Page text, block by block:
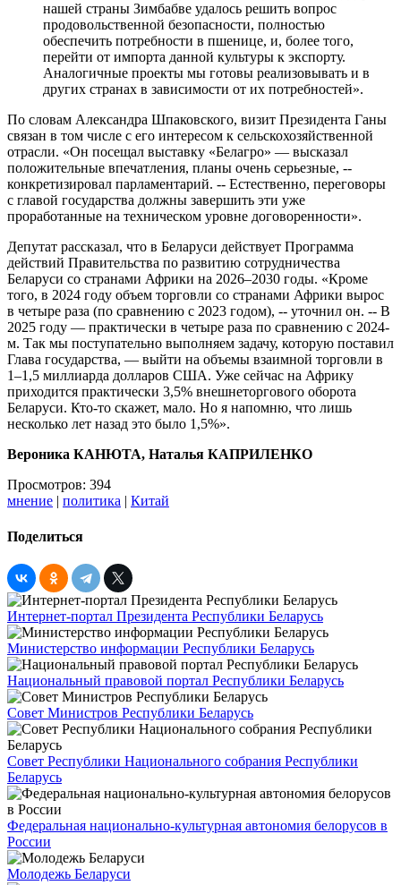
нашей страны Зимбабве удалось решить вопрос
продовольственной безопасности, полностью
обеспечить потребности в пшенице, и, более того,
перейти от импорта данной культуры к экспорту.
Аналогичные проекты мы готовы реализовывать и в
других странах в зависимости от их потребностей».
По словам Александра Шпаковского, визит Президента Ганы
связан в том числе с его интересом к сельскохозяйственной
отрасли. «Он посещал выставку «Белагро» — высказал
положительные впечатления, планы очень серьезные, --
конкретизировал парламентарий. -- Естественно, переговоры
с главой государства должны завершить эти уже
проработанные на техническом уровне договоренности».
Депутат рассказал, что в Беларуси действует Программа
действий Правительства по развитию сотрудничества
Беларуси со странами Африки на 2026–2030 годы. «Кроме
того, в 2024 году объем торговли со странами Африки вырос
в четыре раза (по сравнению с 2023 годом), -- уточнил он. -- В
2025 году — практически в четыре раза по сравнению с 2024-
м. Так мы поступательно выполняем задачу, которую поставил
Глава государства, — выйти на объемы взаимной торговли в
1–1,5 миллиарда долларов США. Уже сейчас на Африку
приходится практически 3,5% внешнеторгового оборота
Беларуси. Кто-то скажет, мало. Но я напомню, что лишь
несколько лет назад это было 1,5%».
Вероника КАНЮТА, Наталья КАПРИЛЕНКО
Просмотров: 394
мнение | политика | Китай
Поделиться
Интернет-портал Президента Республики Беларусь
Министерство информации Республики Беларусь
Национальный правовой портал Республики Беларусь
Совет Министров Республики Беларусь
Совет Республики Национального собрания Республики
Беларусь
Федеральная национально-культурная автономия белорусов в
России
Молодежь Беларуси